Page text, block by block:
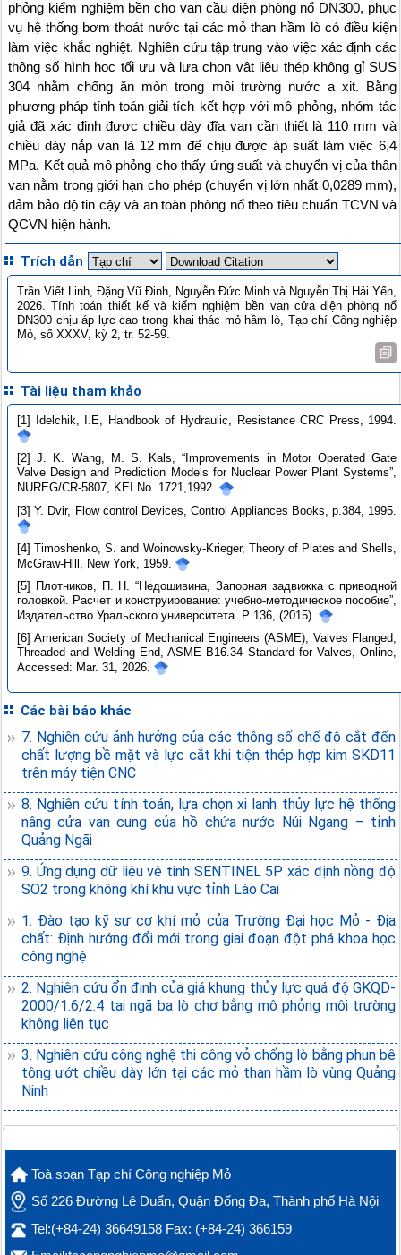
phỏng kiểm nghiệm bền cho van cầu điện phòng nổ DN300, phục
vụ hệ thống bơm thoát nước tại các mỏ than hầm lò có điều kiện
làm việc khắc nghiệt. Nghiên cứu tập trung vào việc xác định các
thông số hình học tối ưu và lựa chọn vật liệu thép không gỉ SUS
304 nhằm chống ăn mòn trong môi trường nước a xit. Bằng
phương pháp tính toán giải tích kết hợp với mô phỏng, nhóm tác
giả đã xác định được chiều dày đĩa van cần thiết là 110 mm và
chiều dày nắp van là 12 mm để chịu được áp suất làm việc 6,4
MPa. Kết quả mô phỏng cho thấy ứng suất và chuyển vị của thân
van nằm trong giới hạn cho phép (chuyển vị lớn nhất 0,0289 mm),
đảm bảo độ tin cậy và an toàn phòng nổ theo tiêu chuẩn TCVN và
QCVN hiện hành.
Trích dẫn
Trần Viết Linh, Đặng Vũ Đinh, Nguyễn Đức Minh và Nguyễn Thị Hải Yến,
2026. Tính toán thiết kế và kiểm nghiệm bền van cửa điện phòng nổ
DN300 chịu áp lực cao trong khai thác mỏ hầm lò, Tạp chí Công nghiệp
Mỏ, số XXXV, kỳ 2, tr. 52-59.
Tài liệu tham khảo
[1] Idelchik, I.E, Handbook of Hydraulic, Resistance CRC Press, 1994.
[2] J. K. Wang, M. S. Kals, “Improvements in Motor Operated Gate
Valve Design and Prediction Models for Nuclear Power Plant Systems”,
NUREG/CR-5807, KEI No. 1721,1992.
[3] Y. Dvir, Flow control Devices, Control Appliances Books, p.384, 1995.
[4] Timoshenko, S. and Woinowsky-Krieger, Theory of Plates and Shells,
McGraw-Hill, New York, 1959.
[5] Плотников, П. Н. “Недошивина, Запорная задвижка с приводной
головкой. Расчет и конструирование: учебно-методическое пособие”,
Издательство Уральского университета. P 136, (2015).
[6] American Society of Mechanical Engineers (ASME), Valves Flanged,
Threaded and Welding End, ASME B16.34 Standard for Valves, Online,
Accessed: Mar. 31, 2026.
Các bài báo khác
7. Nghiên cứu ảnh hưởng của các thông số chế độ cắt đến
chất lượng bề mặt và lực cắt khi tiện thép hợp kim SKD11
trên máy tiện CNC
8. Nghiên cứu tính toán, lựa chọn xi lanh thủy lực hệ thống
nâng cửa van cung của hồ chứa nước Núi Ngang – tỉnh
Quảng Ngãi
9. Ứng dụng dữ liệu vệ tinh SENTINEL 5P xác định nồng độ
SO2 trong không khí khu vực tỉnh Lào Cai
1. Đào tạo kỹ sư cơ khí mỏ của Trường Đại học Mỏ - Địa
chất: Định hướng đổi mới trong giai đoạn đột phá khoa học
công nghệ
2. Nghiên cứu ổn định của giá khung thủy lực quá độ GKQD-
2000/1.6/2.4 tại ngã ba lò chợ bằng mô phỏng môi trường
không liên tục
3. Nghiên cứu công nghệ thi công vỏ chống lò bằng phun bê
tông ướt chiều dày lớn tại các mỏ than hầm lò vùng Quảng
Ninh
Toà soạn Tạp chí Công nghiệp Mỏ
Số 226 Đường Lê Duẩn, Quận Đống Đa, Thành phố Hà Nội
Tel:(+84-24) 36649158 Fax: (+84-24) 366159